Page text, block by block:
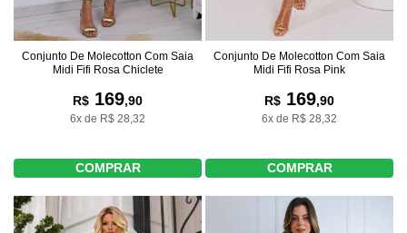
Conjunto De Molecotton Com Saia
Midi Fifi Rosa Chiclete
R$ 169,90
6x de R$ 28,32
COMPRAR
Conjunto De Molecotton Com Saia
Midi Fifi Rosa Pink
R$ 169,90
6x de R$ 28,32
COMPRAR